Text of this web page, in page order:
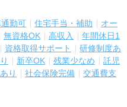
勤可 住宅手当・補助
オー
無資格OK 高収入
年間休日1
資格取得サポート
研修制度あ
新卒OK 残業少なめ
託児
り 社会保険完備
交通費支